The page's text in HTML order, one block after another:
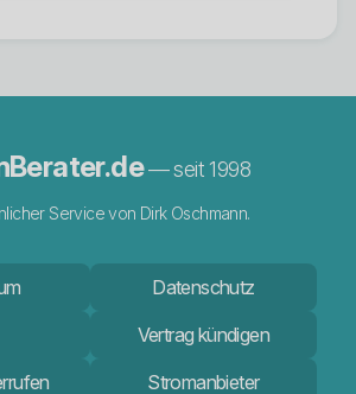
— seit 1998
Service von Dirk Oschmann.
Datenschutz
Vertrag kündigen
Stromanbieter